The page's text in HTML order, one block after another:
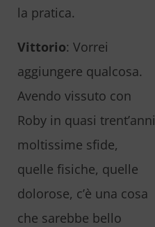
la pratica.
Vittorio: Vorrei
aggiungere qualcosa.
Avendo vissuto con
Roby in quasi trent’anni
moltissime sfide,
quelle fisiche, quelle
dolorose, c’è una cosa
che sarebbe bello